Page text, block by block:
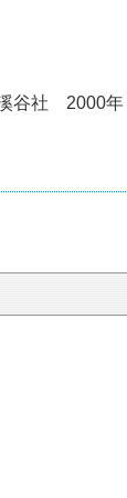
谷社 2000年